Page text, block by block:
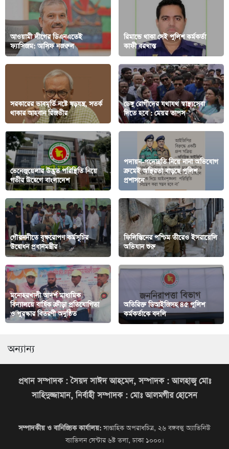
আওয়ামী লীগের ডিএনএতেই
ফ্যাসিজম: আসিফ নজরুল
রিমান্ডে থাকা সেই পুলিশ কর্মকর্তা
কাফী বরখাস্ত
সরকারের ভাবমূর্তি নষ্টে ষড়যন্ত্র, সতর্ক
থাকার আহবান রিজভীর
ডেঙ্গু রোগীদের যথাযথ স্বাস্থ্যসেবা
দিতে হবে : মেয়র তাপস
ভেনেজুয়েলার উদ্ভূত পরিস্থিতি নিয়ে
গভীর উদ্বেগে বাংলাদেশ
পদায়ন-পদোন্নতি নিয়ে নানা অভিযোগ
ক্রমেই অস্থিরতা বাড়ছে পুলিশ
প্রশাসনে
গৌরনদীতে বৃক্ষরোপণ কর্মসূচির
উদ্বোধন প্রধানমন্ত্রীর
ফিলিস্তিনের পশ্চিম তীরেও ইসরায়েলি
অভিযান শুরু
মনোহরখালী আদর্শ মাধ্যমিক
বিদ্যালয়ে বার্ষিক ক্রীড়া প্রতিযোগিতা
ও পুরস্কার বিতরণী অনুষ্ঠিত
অতিরিক্ত ডিআইজিসহ ৪৫ পুলিশ
কর্মকর্তাকে বদলি
অন্যান্য
প্রধান সম্পাদক : সৈয়দ সাঈদ আহমেদ, সম্পাদক : আলহাজ্ব মোঃ
সাহিদুজ্জামান, নির্বাহী সম্পাদক : মোঃ আলমগীর হোসেন
সম্পাদকীয় ও বানিজ্যিক কার্যালয়:সাপ্তাহিক অপরাধচিত্র, ২৬ বঙ্গবন্ধু অ্যাভিনিউ
ব্যাভিলন সেন্টার ৬ষ্ট তলা, ঢাকা ১০০০।